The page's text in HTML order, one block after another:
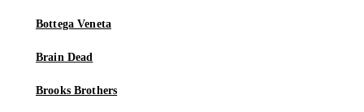
Bottega Veneta
Brain Dead
Brooks Brothers